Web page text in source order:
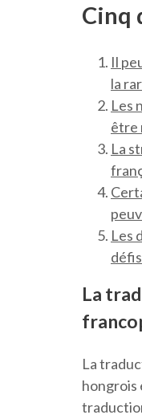
Cinq
Il
la
Les
être
La
Les
La
La
hongrois